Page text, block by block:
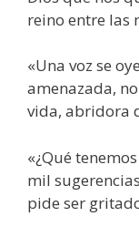
reino entre las
«Una voz se
amenazada,
vida, abridora
«¿Qué
mil
pide ser